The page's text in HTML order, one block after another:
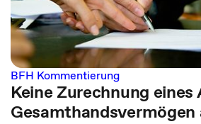
BFH Kommentierung
Keine Zurechnung eines